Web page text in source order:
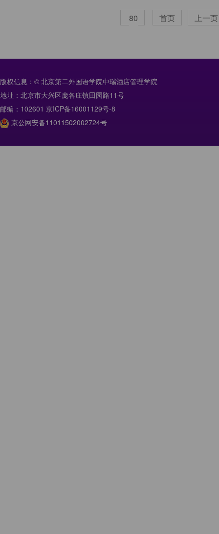
80 首页 上一页
版权信息：© 北京第二外国语学院中瑞酒店管理学院
地址：北京市大兴区庞各庄镇田园路11号
邮编：102601 京ICP备16001129号-8
京公网安备11011502002724号